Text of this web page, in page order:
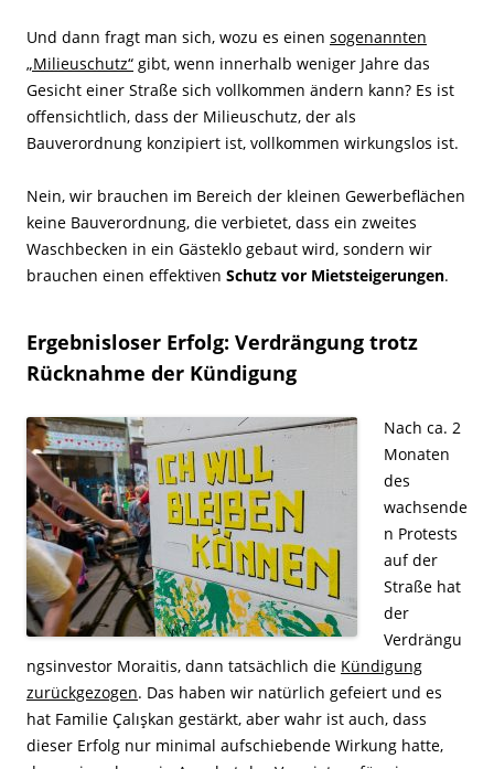
Und dann fragt man sich, wozu es einen sogenannten
„Milieuschutz“ gibt, wenn innerhalb weniger Jahre das
Gesicht einer Straße sich vollkommen ändern kann? Es ist
offensichtlich, dass der Milieuschutz, der als
Bauverordnung konzipiert ist, vollkommen wirkungslos ist.
Nein, wir brauchen im Bereich der kleinen Gewerbeflächen
keine Bauverordnung, die verbietet, dass ein zweites
Waschbecken in ein Gästeklo gebaut wird, sondern wir
brauchen einen effektiven Schutz vor Mietsteigerungen.
Ergebnisloser Erfolg: Verdrängung trotz
Rücknahme der Kündigung
Nach ca. 2
Monaten
des
wachsende
n Protests
auf der
Straße hat
der
Verdrängu
ngsinvestor Moraitis, dann tatsächlich die Kündigung
zurückgezogen. Das haben wir natürlich gefeiert und es
hat Familie Çalışkan gestärkt, aber wahr ist auch, dass
dieser Erfolg nur minimal aufschiebende Wirkung hatte,